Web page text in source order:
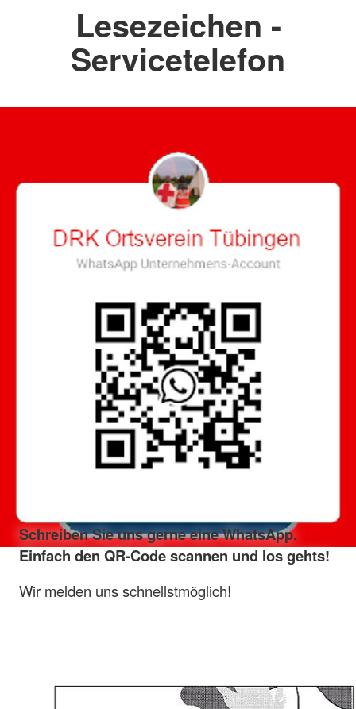
Lesezeichen -
Servicetelefon
Schreiben Sie uns gerne eine WhatsApp.
Einfach den QR-Code scannen und los gehts!
Wir melden uns schnellstmöglich!